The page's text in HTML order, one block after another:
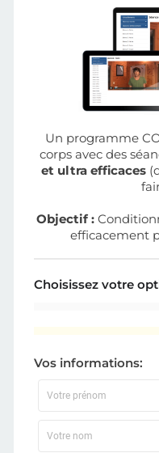
Un programme
corps avec des
et ultra efficaces
Objectif :
efficacement
Choisissez votre
Vos informations: